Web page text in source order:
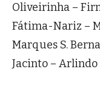
Oliveirinha –
Fátima-Nariz –
Marques S.
Jacinto – Arlindo